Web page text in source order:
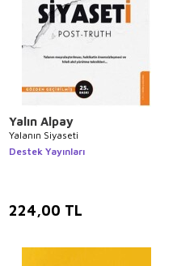
Yalın Alpay
Yalanın Siyaseti
Destek Yayınları
224,00 TL